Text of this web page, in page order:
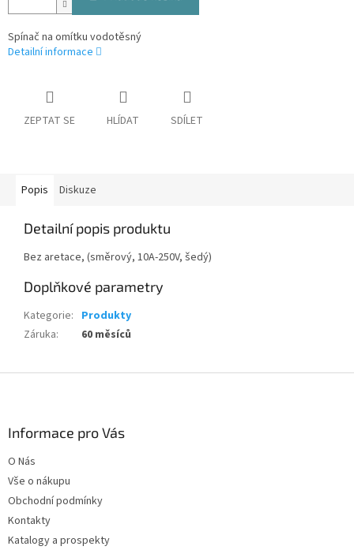
Spínač na omítku vodotěsný
Detailní informace
ZEPTAT SE HLÍDAT SDÍLET
Popis Diskuze
Detailní popis produktu
Bez aretace, (směrový, 10A-250V, šedý)
Doplňkové parametry
Kategorie: Produkty
Záruka: 60 měsíců
Informace pro Vás
O Nás
Vše o nákupu
Obchodní podmínky
Kontakty
Katalogy a prospekty